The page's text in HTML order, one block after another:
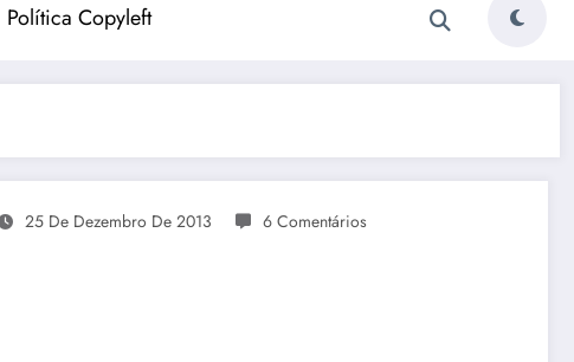
Política Copyleft
25 De Dezembro De 2013 6 Comentários